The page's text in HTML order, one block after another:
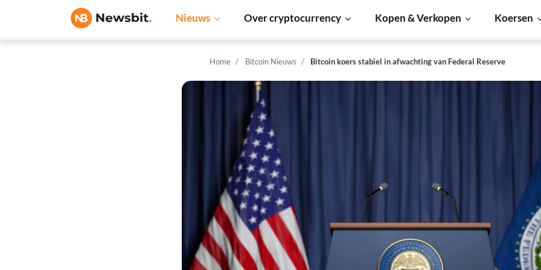
Nieuws Over cryptocurrency Kopen & Verkopen Koersen
Home Bitcoin Nieuws Bitcoin koers stabiel in afwachting van Federal Reserve